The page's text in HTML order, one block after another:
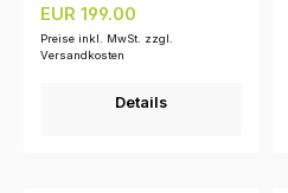
Regulärer Preis:
EUR 199.00
Preise inkl. MwSt. zzgl.
Versandkosten
Details